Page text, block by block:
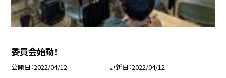
委員会始動！
公開日 2022/04/12 更新日 2022/04/12